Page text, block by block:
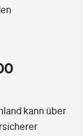
kann über